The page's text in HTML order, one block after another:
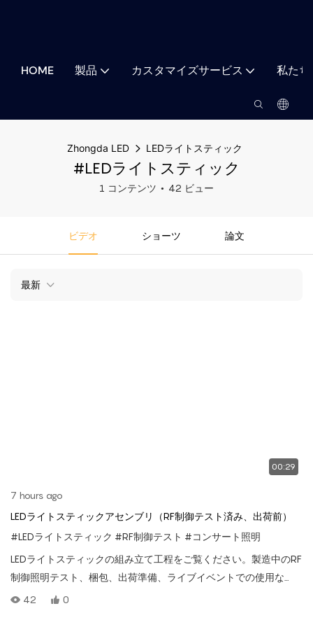
HOME 製品 カスタマイズサービス 私た
Zhongda LED LEDライトスティック
#LEDライトスティック
1 コンテンツ 42 ビュー
ビデオ ショーツ 論文
最新
00:29
7 hours ago
LEDライトスティックアセンブリ（RF制御テスト済み、出荷前）
#LEDライトスティック #RF制御テスト #コンサート照明
LEDライトスティックの組み立て工程をご覧ください。製造中のRF
制御照明テスト、梱包、出荷準備、ライブイベントでの使用な
ど、様々な工程をご覧いただけます。
42 0